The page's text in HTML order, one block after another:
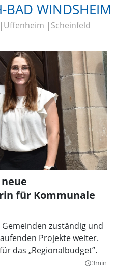
BAD WINDSHEIM
Uffenheim Scheinfeld
für Kommunale
zuständig und
Projekte weiter.
das „Regionalbudget”.
query_builder3min